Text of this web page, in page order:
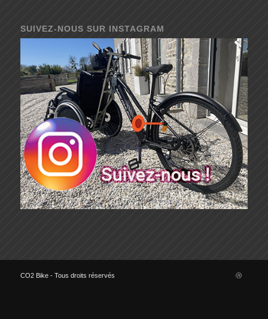
SUIVEZ-NOUS SUR INSTAGRAM
CO2 Bike - Tous droits réservés